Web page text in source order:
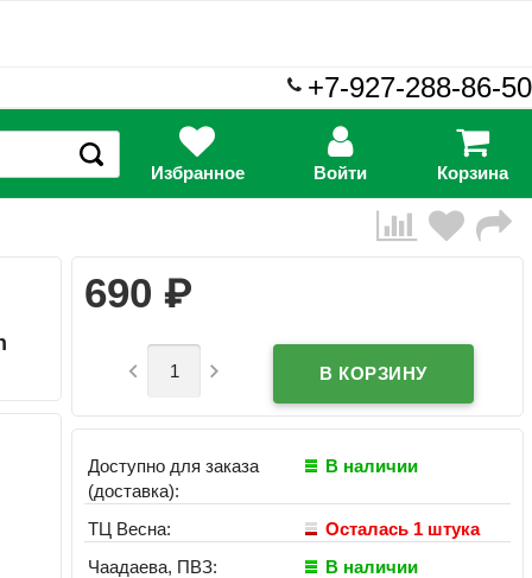
+7-927-288-86-50
Избранное Войти Корзина
690 ₽
 
Доступно для заказа
(доставка):
В наличии
ТЦ Весна:
Осталась 1 штука
Чаадаева, ПВЗ:
В наличии